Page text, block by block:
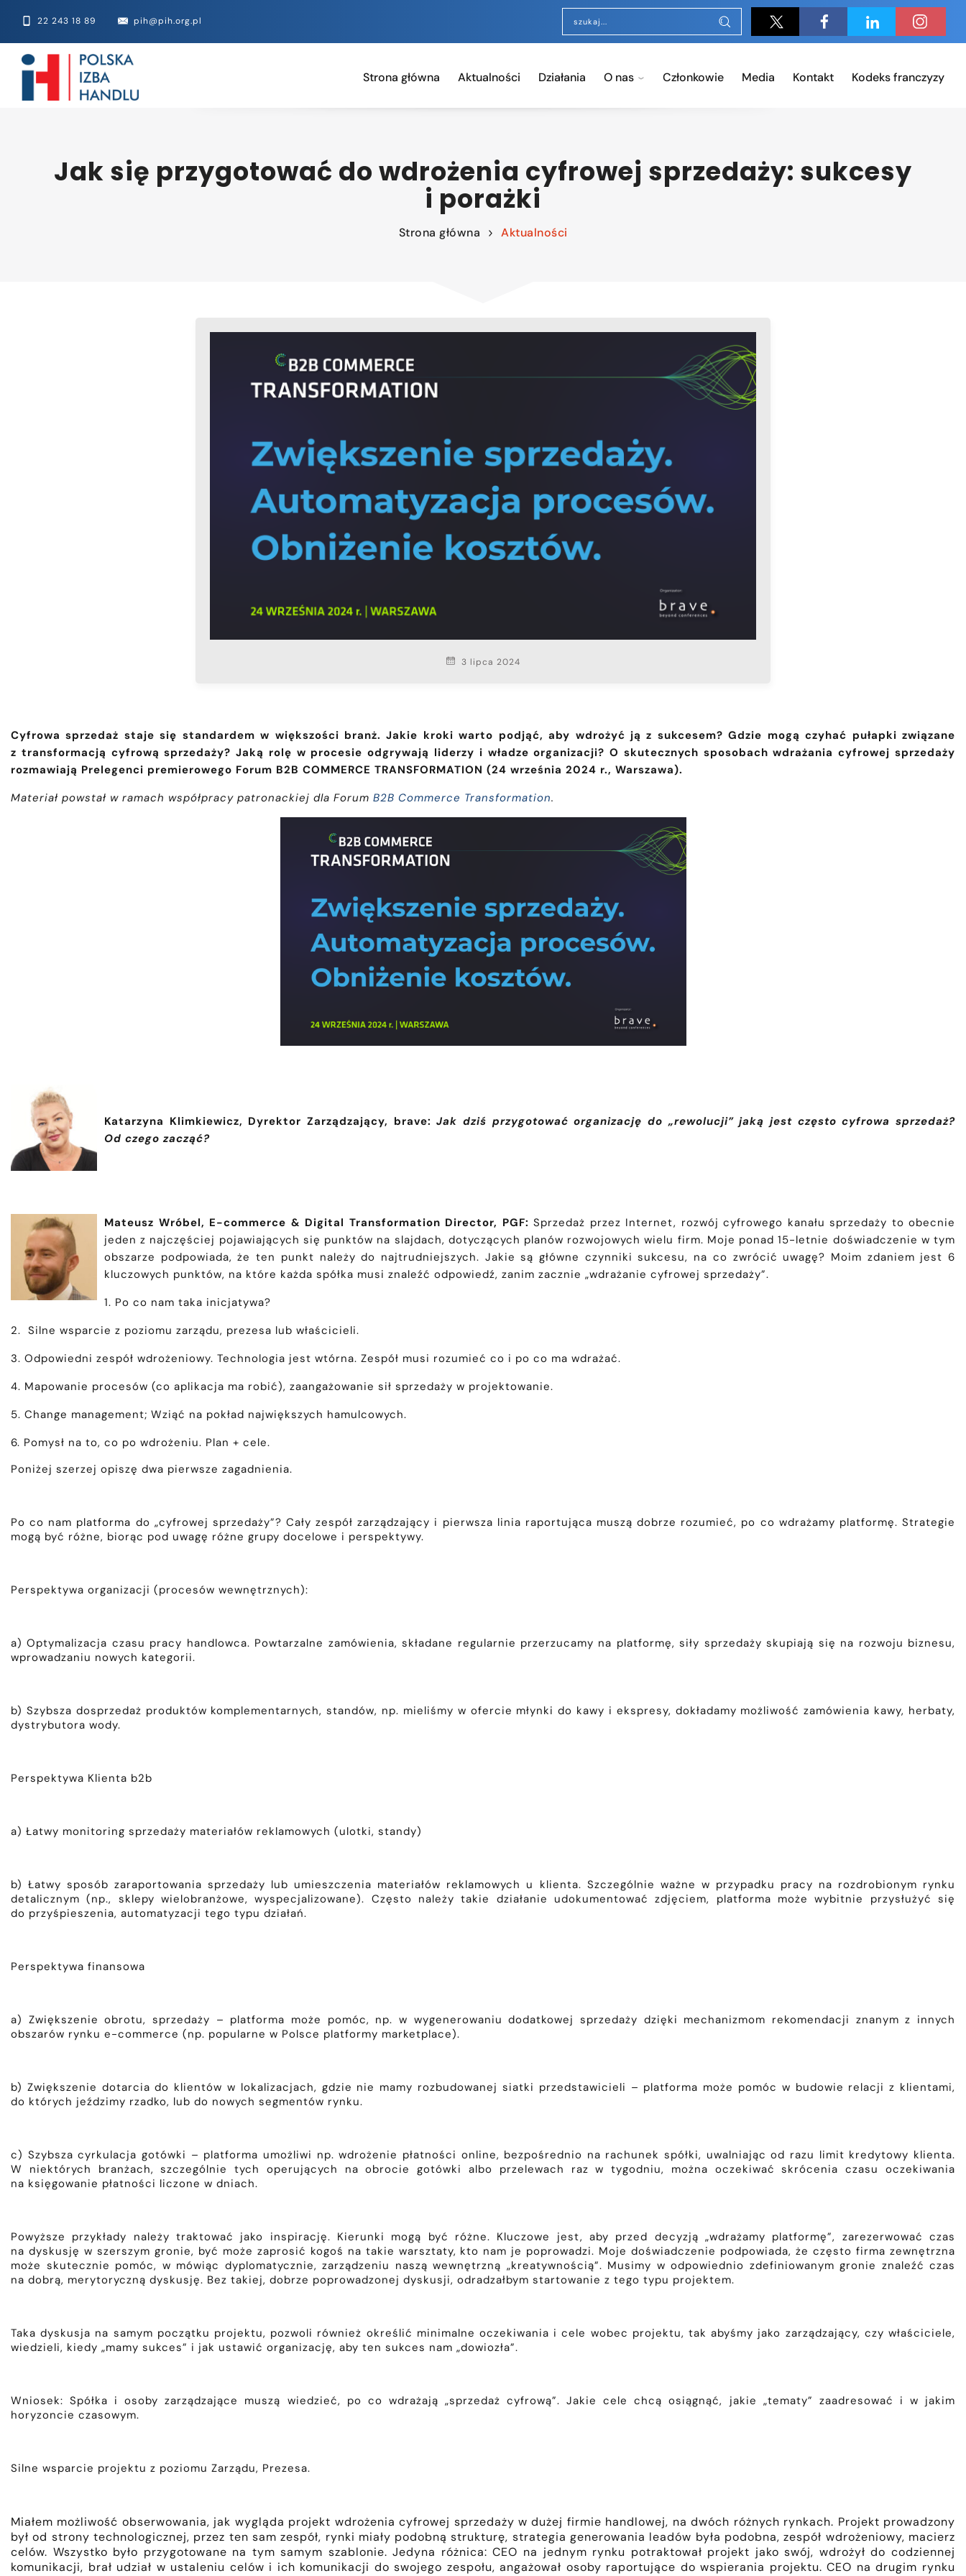
22 243 18 89 pih@pih.org.pl
Strona główna Aktualności Działania O nas Członkowie Media Kontakt Kodeks franczyzy
Jak się przygotować do wdrożenia cyfrowej sprzedaży: sukcesy
i porażki
Strona główna Aktualności
3 lipca 2024
Cyfrowa sprzedaż staje się standardem w większości branż. Jakie kroki warto podjąć, aby wdrożyć ją z sukcesem? Gdzie mogą czyhać pułapki związane
z transformacją cyfrową sprzedaży? Jaką rolę w procesie odgrywają liderzy i władze organizacji? O skutecznych sposobach wdrażania cyfrowej sprzedaży
rozmawiają Prelegenci premierowego Forum B2B COMMERCE TRANSFORMATION (24 września 2024 r., Warszawa).
Materiał powstał w ramach współpracy patronackiej dla Forum B2B Commerce Transformation.
Katarzyna Klimkiewicz, Dyrektor Zarządzający, brave:Jak dziś przygotować organizację do „rewolucji” jaką jest często cyfrowa sprzedaż?
Od czego zacząć?
Mateusz Wróbel, E-commerce & Digital Transformation Director, PGF: Sprzedaż przez Internet, rozwój cyfrowego kanału sprzedaży to obecnie
jeden z najczęściej pojawiających się punktów na slajdach, dotyczących planów rozwojowych wielu firm. Moje ponad 15-letnie doświadczenie w tym
obszarze podpowiada, że ten punkt należy do najtrudniejszych. Jakie są główne czynniki sukcesu, na co zwrócić uwagę? Moim zdaniem jest 6
kluczowych punktów, na które każda spółka musi znaleźć odpowiedź, zanim zacznie „wdrażanie cyfrowej sprzedaży”.
1. Po co nam taka inicjatywa?
2. Silne wsparcie z poziomu zarządu, prezesa lub właścicieli.
3. Odpowiedni zespół wdrożeniowy. Technologia jest wtórna. Zespół musi rozumieć co i po co ma wdrażać.
4. Mapowanie procesów (co aplikacja ma robić), zaangażowanie sił sprzedaży w projektowanie.
5. Change management; Wziąć na pokład największych hamulcowych.
6. Pomysł na to, co po wdrożeniu. Plan + cele.
Poniżej szerzej opiszę dwa pierwsze zagadnienia.
Po co nam platforma do „cyfrowej sprzedaży”? Cały zespół zarządzający i pierwsza linia raportująca muszą dobrze rozumieć, po co wdrażamy platformę. Strategie
mogą być różne, biorąc pod uwagę różne grupy docelowe i perspektywy.
Perspektywa organizacji (procesów wewnętrznych):
a) Optymalizacja czasu pracy handlowca. Powtarzalne zamówienia, składane regularnie przerzucamy na platformę, siły sprzedaży skupiają się na rozwoju biznesu,
wprowadzaniu nowych kategorii.
b) Szybsza dosprzedaż produktów komplementarnych, standów, np. mieliśmy w ofercie młynki do kawy i ekspresy, dokładamy możliwość zamówienia kawy, herbaty,
dystrybutora wody.
Perspektywa Klienta b2b
a) Łatwy monitoring sprzedaży materiałów reklamowych (ulotki, standy)
b) Łatwy sposób zaraportowania sprzedaży lub umieszczenia materiałów reklamowych u klienta. Szczególnie ważne w przypadku pracy na rozdrobionym rynku
detalicznym (np., sklepy wielobranżowe, wyspecjalizowane). Często należy takie działanie udokumentować zdjęciem, platforma może wybitnie przysłużyć się
do przyśpieszenia, automatyzacji tego typu działań.
Perspektywa finansowa
a) Zwiększenie obrotu, sprzedaży – platforma może pomóc, np. w wygenerowaniu dodatkowej sprzedaży dzięki mechanizmom rekomendacji znanym z innych
obszarów rynku e-commerce (np. popularne w Polsce platformy marketplace).
b) Zwiększenie dotarcia do klientów w lokalizacjach, gdzie nie mamy rozbudowanej siatki przedstawicieli – platforma może pomóc w budowie relacji z klientami,
do których jeździmy rzadko, lub do nowych segmentów rynku.
c) Szybsza cyrkulacja gotówki – platforma umożliwi np. wdrożenie płatności online, bezpośrednio na rachunek spółki, uwalniając od razu limit kredytowy klienta.
W niektórych branżach, szczególnie tych operujących na obrocie gotówki albo przelewach raz w tygodniu, można oczekiwać skrócenia czasu oczekiwania
na księgowanie płatności liczone w dniach.
Powyższe przykłady należy traktować jako inspirację. Kierunki mogą być różne. Kluczowe jest, aby przed decyzją „wdrażamy platformę”, zarezerwować czas
na dyskusję w szerszym gronie, być może zaprosić kogoś na takie warsztaty, kto nam je poprowadzi. Moje doświadczenie podpowiada, że często firma zewnętrzna
może skutecznie pomóc, w mówiąc dyplomatycznie, zarządzeniu naszą wewnętrzną „kreatywnością”. Musimy w odpowiednio zdefiniowanym gronie znaleźć czas
na dobrą, merytoryczną dyskusję. Bez takiej, dobrze poprowadzonej dyskusji, odradzałbym startowanie z tego typu projektem.
Taka dyskusja na samym początku projektu, pozwoli również określić minimalne oczekiwania i cele wobec projektu, tak abyśmy jako zarządzający, czy właściciele,
wiedzieli, kiedy „mamy sukces” i jak ustawić organizację, aby ten sukces nam „dowiozła”.
Wniosek: Spółka i osoby zarządzające muszą wiedzieć, po co wdrażają „sprzedaż cyfrową”. Jakie cele chcą osiągnąć, jakie „tematy” zaadresować i w jakim
horyzoncie czasowym.
Silne wsparcie projektu z poziomu Zarządu, Prezesa.
Miałem możliwość obserwowania, jak wygląda projekt wdrożenia cyfrowej sprzedaży w dużej firmie handlowej, na dwóch różnych rynkach. Projekt prowadzony
był od strony technologicznej, przez ten sam zespół, rynki miały podobną strukturę, strategia generowania leadów była podobna, zespół wdrożeniowy, macierz
celów. Wszystko było przygotowane na tym samym szablonie. Jedyna różnica: CEO na jednym rynku potraktował projekt jako swój, wdrożył do codziennej
komunikacji, brał udział w ustaleniu celów i ich komunikacji do swojego zespołu, angażował osoby raportujące do wspierania projektu. CEO na drugim rynku